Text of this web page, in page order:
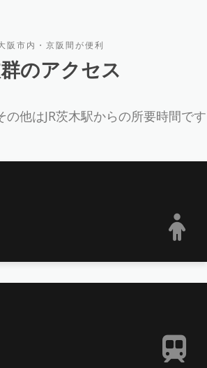
阪市内・京阪間が便利
のアクセス
の他はJR茨木駅からの所要時間です